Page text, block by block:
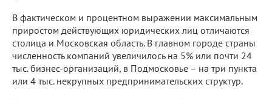
В фактическом и процентном выражении максимальным
приростом действующих юридических лиц отличаются
столица и Московская область. В главном городе страны
численность компаний увеличилось на 5% или почти 24
тыс. бизнес-организаций, в Подмосковье – на три пункта
или 4 тыс. некрупных предпринимательских структур.